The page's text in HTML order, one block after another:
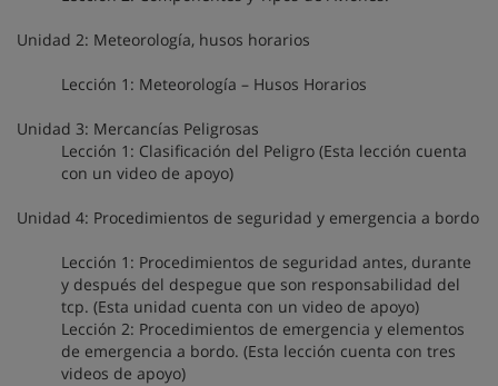
Unidad 2: Meteorología, husos horarios
Lección 1: Meteorología – Husos Horarios
Unidad 3: Mercancías Peligrosas
Lección 1: Clasificación del Peligro (Esta lección cuenta
con un video de apoyo)
Unidad 4: Procedimientos de seguridad y emergencia a bordo
Lección 1: Procedimientos de seguridad antes, durante
y después del despegue que son responsabilidad del
tcp. (Esta unidad cuenta con un video de apoyo)
Lección 2: Procedimientos de emergencia y elementos
de emergencia a bordo. (Esta lección cuenta con tres
videos de apoyo)